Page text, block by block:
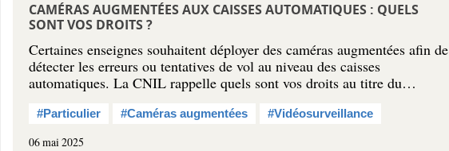
CAMÉRAS AUGMENTÉES AUX CAISSES AUTOMATIQUES : QUELS
SONT VOS DROITS ?
Certaines enseignes souhaitent déployer des caméras augmentées afin de
détecter les erreurs ou tentatives de vol au niveau des caisses
automatiques. La CNIL rappelle quels sont vos droits au titre du…
#Particulier #Caméras augmentées #Vidéosurveillance
06 mai 2025